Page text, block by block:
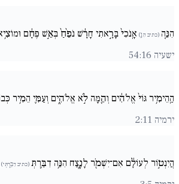
הִנֵּ֚ה (כתיב הִןֵ֚) אָֽנֹכִי֙ בָּרָ֣אתִי חָרָ֔שׁ נֹפֵ֙חַ֙ בְּאֵ֣שׁ פֶּחָ֔ם
ישעיה 54:16
הַֽהֵימִ֥יר גּוֹי֙ אֱלֹהִ֔ים וְהֵ֖מָּה לֹ֣א אֱלֹהִ֑ים וְעַמִּ֛י הֵמִ֥יר
ירמיה 2:11
הֲיִנְט֣וֹר לְעוֹלָ֔ם אִם־יִשְׁמֹ֖ר לָנֶ֑צַח הִנֵּ֥ה דִבַּ֛רְתְּ (כתיב דִבַּ֛רְתְּי)